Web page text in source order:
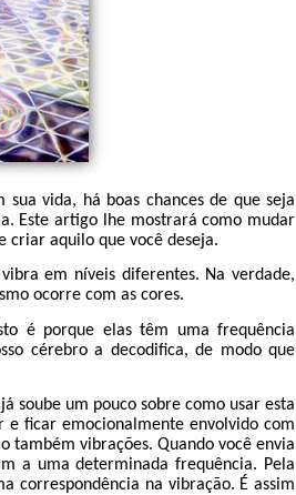
vida, há boas chances de que seja
Este artigo lhe mostrará como mudar
criar aquilo que você deseja.
em níveis diferentes. Na verdade,
ocorre com as cores.
é porque elas têm uma frequência
cérebro a decodifica, de modo que
soube um pouco sobre como usar esta
e ficar emocionalmente envolvido com
também vibrações. Quando você envia
a uma determinada frequência. Pela
correspondência na vibração. É assim